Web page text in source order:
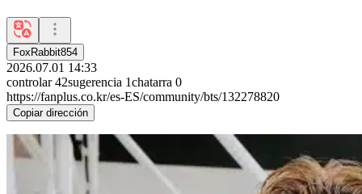
FoxRabbit854
2026.07.01 14:33
controlar 42sugerencia 1chatarra 0
https://fanplus.co.kr/es-ES/community/bts/132278820
Copiar dirección